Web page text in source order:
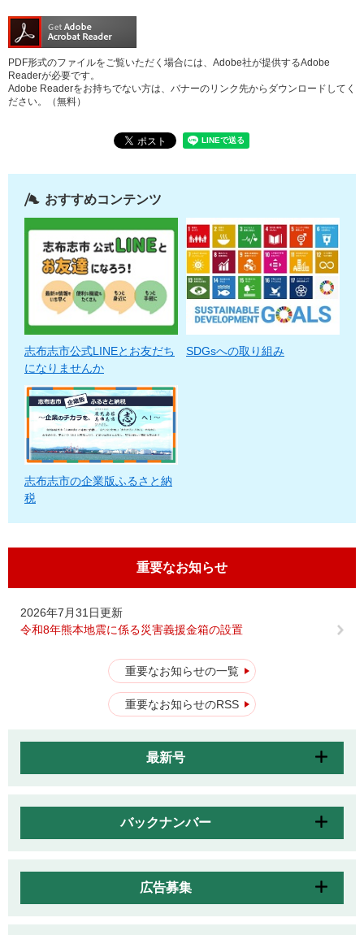
PDF形式のファイルをご覧いただく場合には、Adobe社が提供するAdobe
Readerが必要です。
Adobe Readerをお持ちでない方は、バナーのリンク先からダウンロードしてく
ださい。（無料）
おすすめコンテンツ
志布志市公式LINEとお友だち
になりませんか
SDGsへの取り組み
志布志市の企業版ふるさと納
税
重要なお知らせ
2026年7月31日更新
令和8年熊本地震に係る災害義援金箱の設置
重要なお知らせの一覧
重要なお知らせのRSS
最新号
バックナンバー
広告募集